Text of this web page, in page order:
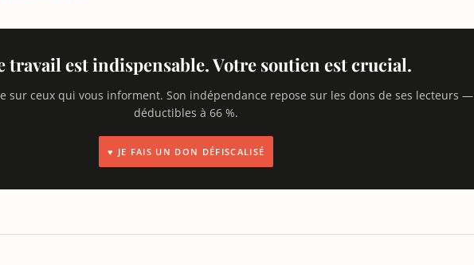
travail est indispensable. Votre soutien est crucial.
sur ceux qui vous informent. Son indépendance repose sur les dons de ses lecteurs —
déductibles à 66 %.
♥ JE FAIS UN DON DÉFISCALISÉ